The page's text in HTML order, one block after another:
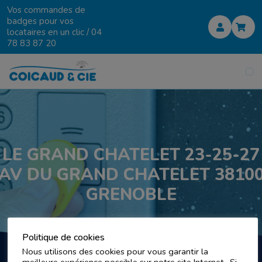
Vos commandes de
badges pour vos
locataires en un clic /04
78 83 87 20
LE GRAND CHATELET 23-25-27
DU GRAND CHATELET
GRENOBLE
Politique de cookies
Nous utilisons des cookies pour vous garantir la